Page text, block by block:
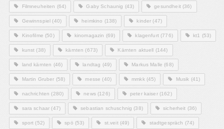
Filmneuheiten (64) Gaby Schaunig (43) gesundheit(36)
Gewinnspiel (40) heimkino (138) kinder (47)
Kinofilme (50) kinomagazin (69) klagenfurt(776) kt1 (53)
kunst (38) kärnten (673) Kärnten aktuell (144)
land kärnten (46) landtag (49) Markus Malle (68)
Martin Gruber (58) messe (40) mmkk(45) Musik (41)
nachrichten (280) news(126) peter kaiser(162)
sara schaar (47) sebastian schuschnig (38) sicherheit (36)
sport (52) spö (53) st.veit(49) stadtgespräch (74)